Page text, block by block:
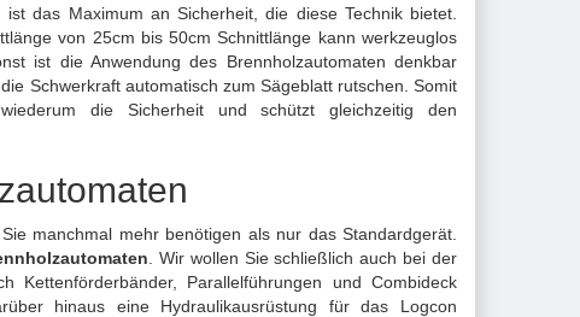
ist das Maximum an Sicherheit, die diese Technik bietet.
von 25cm bis 50cm Schnittlänge kann werkzeuglos
ist die Anwendung des Brennholzautomaten denkbar
Schwerkraft automatisch zum Sägeblatt rutschen. Somit
die Sicherheit und schützt gleichzeitig den
manchmal mehr benötigen als nur das Standardgerät.
. Wir wollen Sie schließlich auch bei der
Parallelführungen und Combideck
hinaus eine Hydraulikausrüstung für das Logcon